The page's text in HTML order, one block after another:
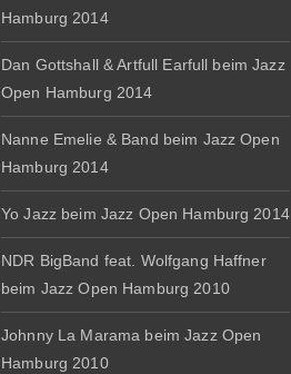
Hamburg 2014
Dan Gottshall & Artfull Earfull beim Jazz
Open Hamburg 2014
Nanne Emelie & Band beim Jazz Open
Hamburg 2014
Yo Jazz beim Jazz Open Hamburg 2014
NDR BigBand feat. Wolfgang Haffner
beim Jazz Open Hamburg 2010
Johnny La Marama beim Jazz Open
Hamburg 2010